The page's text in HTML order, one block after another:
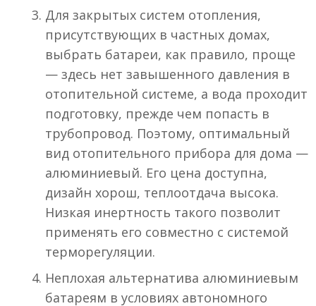
Для закрытых систем отопления,
присутствующих в частных домах,
выбрать батареи, как правило, проще
— здесь нет завышенного давления в
отопительной системе, а вода проходит
подготовку, прежде чем попасть в
трубопровод. Поэтому, оптимальный
вид отопительного прибора для дома —
алюминиевый. Его цена доступна,
дизайн хорош, теплоотдача высока.
Низкая инертность такого позволит
применять его совместно с системой
терморегуляции.
Неплохая альтернатива алюминиевым
батареям в условиях автономного